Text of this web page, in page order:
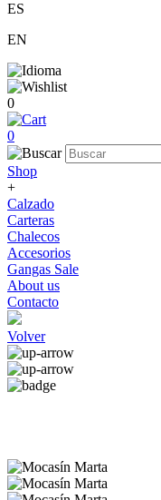
ES
EN
0
0
Shop
+
Calzado
Carteras
Chalecos
Accesorios
Gangas Sale
About us
Contacto
Volver